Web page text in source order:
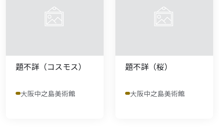
題不詳（コスモス）
大阪中之島美術館
題不詳（桜）
大阪中之島美術館